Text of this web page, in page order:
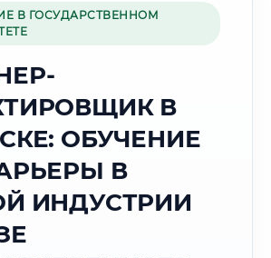
🏭
Г. АНГАРСК
Точное местное время:
13:58:15
Воскресенье, 9 Августа
2026 г.
В ГОСУДАРСТВЕННОМ
В
ОБУЧЕНИЕ
В
ИНДУСТРИИ